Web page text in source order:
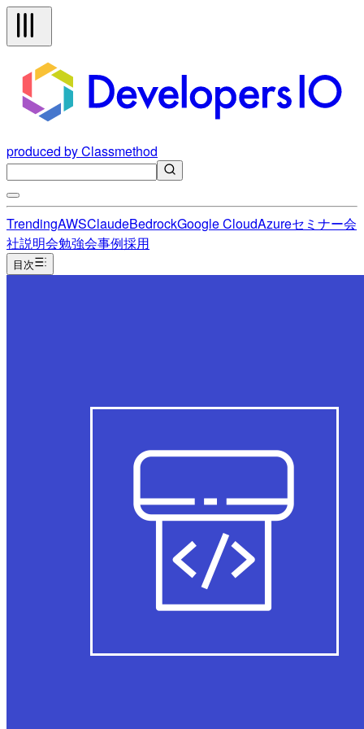
produced by Classmethod
TrendingAWSClaudeBedrockGoogle CloudAzureセミナー会
社説明会勉強会事例採用
目次